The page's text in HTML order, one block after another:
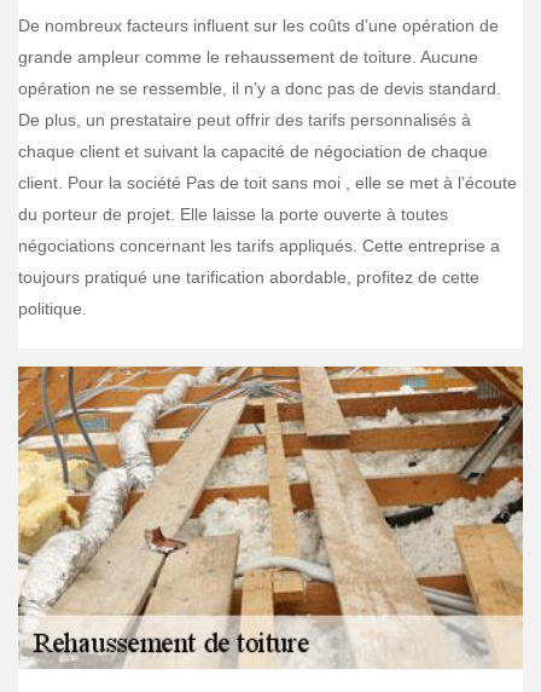
De nombreux facteurs influent sur les coûts d’une opération de
grande ampleur comme le rehaussement de toiture. Aucune
opération ne se ressemble, il n’y a donc pas de devis standard.
De plus, un prestataire peut offrir des tarifs personnalisés à
chaque client et suivant la capacité de négociation de chaque
client. Pour la société Pas de toit sans moi , elle se met à l’écoute
du porteur de projet. Elle laisse la porte ouverte à toutes
négociations concernant les tarifs appliqués. Cette entreprise a
toujours pratiqué une tarification abordable, profitez de cette
politique.